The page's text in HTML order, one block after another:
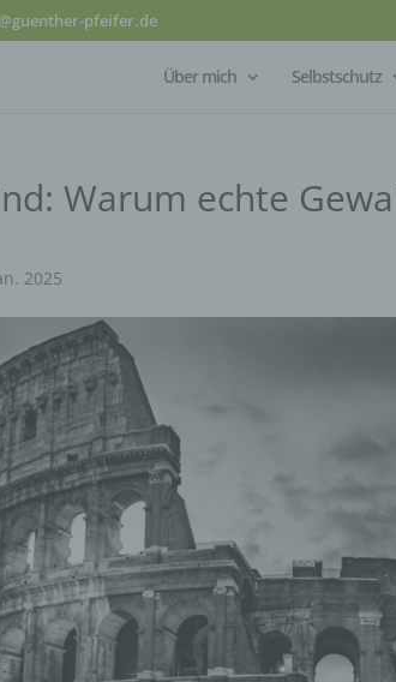
pfeifer.de
Über mich Selbstschutz
Warum echte
2025